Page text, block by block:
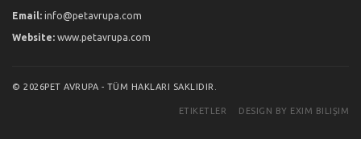
Email: info@petavrupa.com
Website: www.petavrupa.com
© 2026PET AVRUPA - TÜM HAKLARI SAKLIDIR.
ETIKETLER DESIGN BY EXIM BILIŞIM